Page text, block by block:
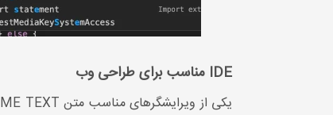
IDE مناسب برای طراحی وب